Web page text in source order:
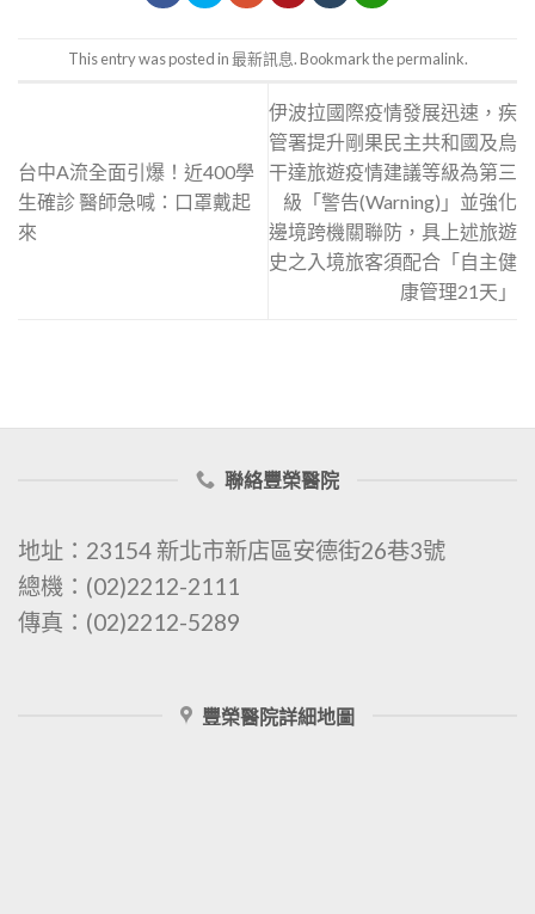
This entry was posted in最新訊息. Bookmark thepermalink.
台中A流全面引爆！近400學
生確診 醫師急喊：口罩戴起
來
伊波拉國際疫情發展迅速，疾
管署提升剛果民主共和國及烏
干達旅遊疫情建議等級為第三
級「警告(Warning)」並強化
邊境跨機關聯防，具上述旅遊
史之入境旅客須配合「自主健
康管理21天」
聯絡豐榮醫院
地址：23154 新北市新店區安德街26巷3號
總機：(02)2212-2111
傳真：(02)2212-5289
豐榮醫院詳細地圖